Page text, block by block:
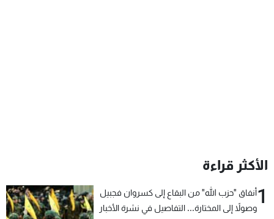
الأكثر قراءة
1أنفاق "حزب الله" من البقاع إلى كسروان فجبيل
وصولاً إلى المختارة... التفاصيل في نشرة الأخبار
شاهد البرامج
الترددات
عن MTV
وظائف